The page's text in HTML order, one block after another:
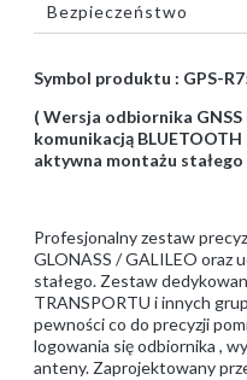
Bezpieczeństwo
Symbol produktu : GPS-
( Wersja odbiornika GNSS
komunikacją
aktywna montażu stałego
Profesjonalny zestaw
GLONASS / GALILEO oraz
stałego. Zestaw
TRANSPORTU i innych
pewności co do precyzji
logowania się odbiornika ,
anteny. Zaprojektowany